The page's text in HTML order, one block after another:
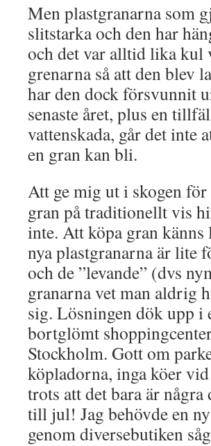
Men plastgranarna som
slitstarka och den har
och det var alltid lika
grenarna så att den
har den dock försvunnit
senaste året, plus en
vattenskada, går det inte
en gran kan bli.
Att ge mig ut i skogen för
gran på traditionellt vis
inte. Att köpa gran
nya plastgranarna är lite
och de ”levande” (dvs
granarna vet man aldrig
sig. Lösningen dök upp i
bortglömt
Stockholm. Gott om
köpladorna, inga köer
trots att det bara är några
till jul! Jag behövde en
genom diversebutiken